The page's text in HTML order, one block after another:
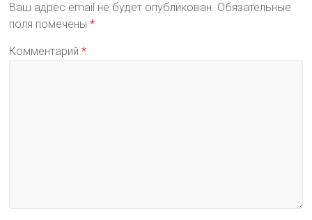
Ваш адрес email не будет опубликован. Обязательные
поля помечены*
Комментарий*